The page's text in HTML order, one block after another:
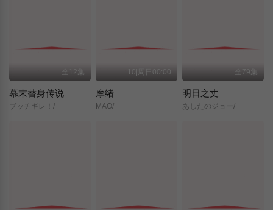
全12集
幕末替身传说
ブッチギレ！/
10|周日00:00
摩绪
MAO/
全79集
明日之丈
あしたのジョー/